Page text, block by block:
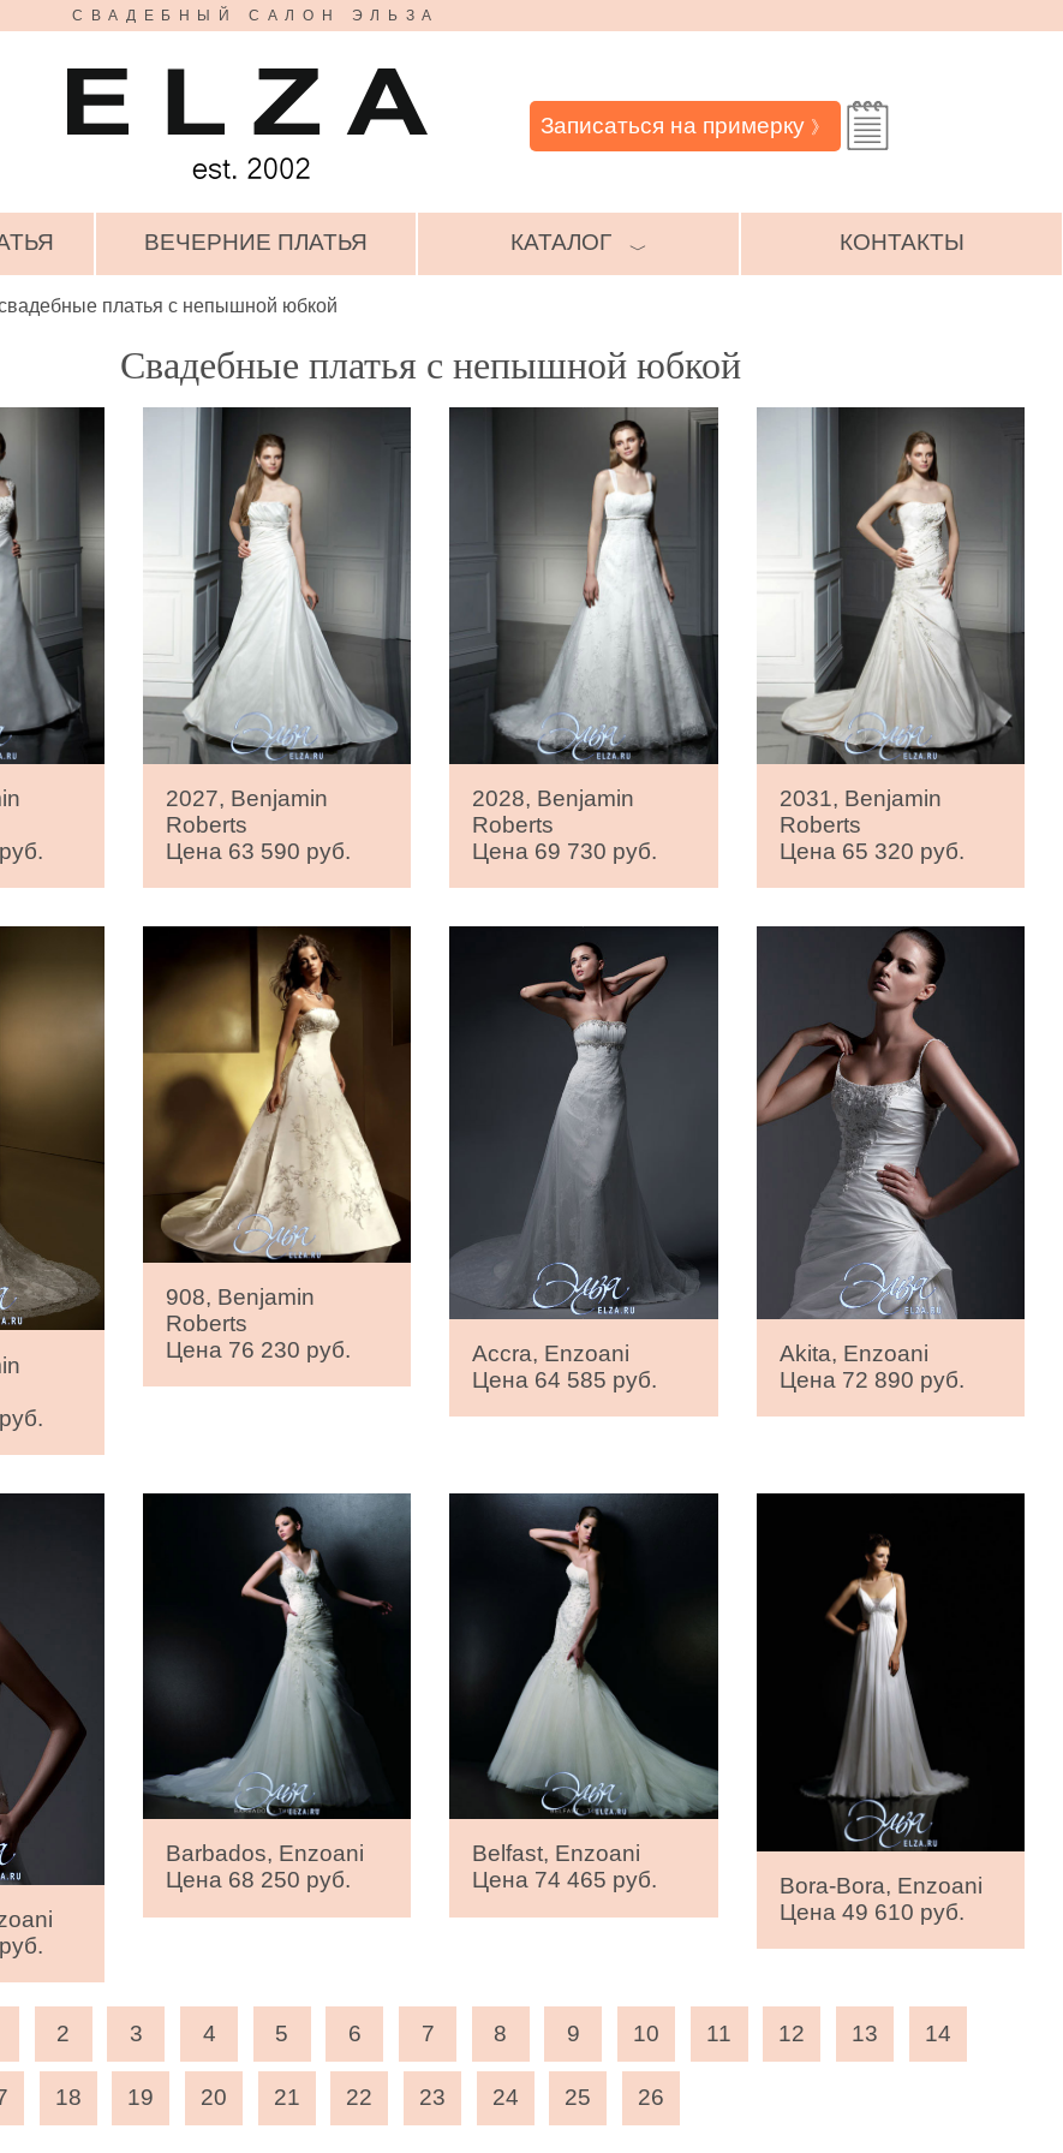
СВАДЕБНЫЙ САЛОН ЭЛЬЗА
Записаться на примерку 》
ВЕЧЕРНИЕ ПЛАТЬЯ КАТАЛОГ ﹀ КОНТАКТЫ
платья с непышной юбкой
Свадебные платья с непышной юбкой
2027, Benjamin
Roberts
Цена 63 590 руб.
2028, Benjamin
Roberts
Цена 69 730 руб.
2031, Benjamin
Roberts
Цена 65 320 руб.
908, Benjamin
Roberts
Цена 76 230 руб.
Accra, Enzoani
Цена 64 585 руб.
Akita, Enzoani
Цена 72 890 руб.
Barbados, Enzoani
Цена 68 250 руб.
Belfast, Enzoani
Цена 74 465 руб.
Bora-Bora, Enzoani
Цена 49 610 руб.
2 3 4 5 6 7 8 9 10 11 12 13 14
18 19 20 21 22 23 24 25 26